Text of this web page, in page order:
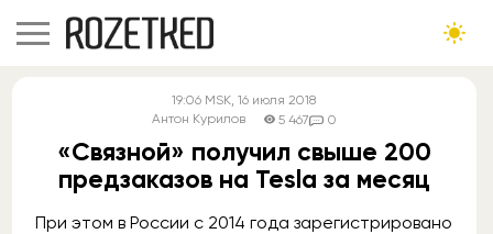
19:06 MSK, 16 июля 2018
Антон Курилов
5 467 0
«Связной» получил свыше 200
предзаказов на Tesla за месяц
При этом в России с 2014 года зарегистрировано